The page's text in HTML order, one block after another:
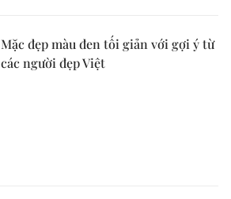
Mặc đẹp màu đen tối giản với gợi ý từ
các người đẹp Việt